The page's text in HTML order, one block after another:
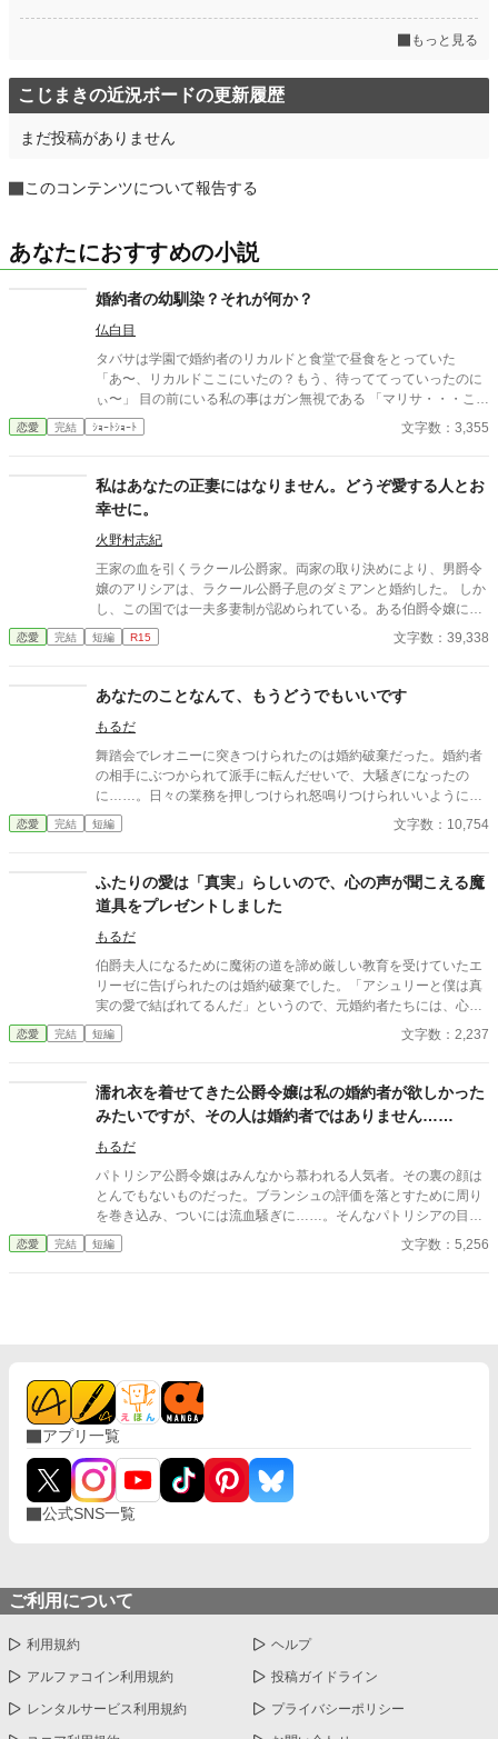
もっと見る
こじまきの近況ボードの更新履歴
まだ投稿がありません
このコンテンツについて報告する
あなたにおすすめの小説
婚約者の幼馴染？それが何か？
仏白目
タバサは学園で婚約者のリカルドと食堂で昼食をとっていた
「あ〜、リカルドここにいたの？もう、待っててっていったのに
ぃ〜」 目の前にいる私の事はガン無視である 「マリサ・・・これ
からはタバサと昼食は一緒にとるから、君は遠慮してくれない
か？」 リカルドにそう言われたマリサは 「酷いわ！リカルド！私
ていた？今聞き捨てならない言葉が・・・ 「マリサ！誤解を招く
ような言い方はやめてくれ！僕たちは幼馴染ってだけだろう？」
「そんな！リカルド酷い！」 マリサはテーブルに突っ伏してワア
ワア泣き出した、およそ貴族令嬢とは思えない姿を晒している
この騒ぎ自体 とんだ恥晒しだわ タバサは席を立ち 冷めた目で
リカルドを見ると、「この事は父に相談します、お先に失礼しま
すわ」 「まってくれタバサ！誤解なんだ」 リカルドを置いて、タ
バサは席を立った
恋愛 完結 ｼｮｰﾄｼｮｰﾄ 文字数：3,355
私はあなたの正妻にはなりません。どうぞ愛する人とお
幸せに。
火野村志紀
王家の血を引くラクール公爵家。両家の取り決めにより、男爵令
嬢のアリシアは、ラクール公爵子息のダミアンと婚約した。 しか
し、この国では一夫多妻制が認められている。ある伯爵令嬢に一
目惚れしたダミアンは、彼女とも結婚すると言い出した。公爵の
忠告に聞く耳を持たず、ダミアンは伯爵令嬢を正妻として迎え
数年後、公爵が病で亡くなり、生前書き残していた遺言書が開封
された。そこに書かれていたのは、ダミアンにとって信じられな
い内容だった。
恋愛 完結 短編 R15 文字数：39,338
あなたのことなんて、もうどうでもいいです
もるだ
舞踏会でレオニーに突きつけられたのは婚約破棄だった。婚約者
の相手にぶつかられて派手に転んだせいで、大騒ぎになったの
に……。日々の業務を押しつけられ怒鳴りつけられいいように扱
われていたレオニーは限界を迎える。そして、気がつくと魔法が
使えるようになっていた。 元婚約者にこき使われていたレオニー
恋愛 完結 短編 文字数：10,754
ふたりの愛は「真実」らしいので、心の声が聞こえる魔
道具をプレゼントしました
もるだ
伯爵夫人になるために魔術の道を諦め厳しい教育を受けていたエ
リーゼに告げられたのは婚約破棄でした。「アシュリーと僕は真
実の愛で結ばれてるんだ」というので、元婚約者たちには、心の
声が聞こえる魔道具をプレゼントしてあげます。
恋愛 完結 短編 文字数：2,237
濡れ衣を着せてきた公爵令嬢は私の婚約者が欲しかった
みたいですが、その人は婚約者ではありません……
もるだ
パトリシア公爵令嬢はみんなから慕われる人気者。その裏の顔は
とんでもないものだった。ブランシュの評価を落とすために周り
を巻き込み、ついには流血騒ぎに……。そんなパトリシアの目的
はブランシュの婚約者だった。だが、パトリシアが想いを寄せて
いる男はブランシュの婚約者ではなく、同姓同名の別人で──。
恋愛 完結 短編 文字数：5,256
アプリ一覧
公式SNS一覧
ご利用について
利用規約 ヘルプ
アルファコイン利用規約 投稿ガイドライン
レンタルサービス利用規約 プライバシーポリシー